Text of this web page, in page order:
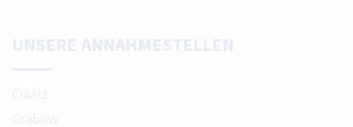
UNSERE ANNAHMESTELLEN
Crivitz
Grabow